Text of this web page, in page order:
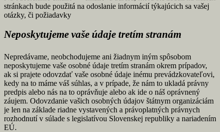
stránkach bude použitá na odoslanie informácií týkajúcich sa vašej
otázky, či požiadavky
Neposkytujeme vaše údaje tretím stranám
Nepredávame, neobchodujeme ani žiadnym iným spôsobom
neposkytujeme vaše osobné údaje tretím stranám okrem prípadov,
ak si prajete odovzdať vaše osobné údaje inému prevádzkovateľovi,
kedy na to máme váš súhlas, a v prípade, že nám to ukladá právny
predpis alebo nás na to oprávňuje alebo ak ide o náš oprávnený
záujem. Odovzdanie vašich osobných údajov štátnym organizáciám
je len na základe riadne vystavených a právoplatných právnych
rozhodnutí v súlade s legislatívou Slovenskej republiky a nariadením
EÚ.